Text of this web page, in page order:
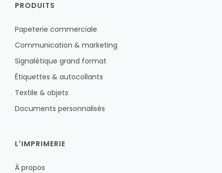
PRODUITS
Papeterie commerciale
Communication & marketing
Signalétique grand format
Étiquettes & autocollants
Textile & objets
Documents personnalisés
L'IMPRIMERIE
À propos